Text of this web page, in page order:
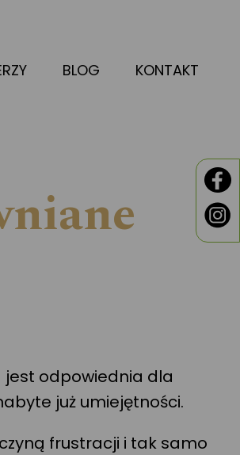
BLOG KONTAKT
jest odpowiednia dla
już umiejętności.
frustracji i tak samo